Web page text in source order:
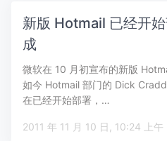
新版 Hotmail 已经开
成
微软在 10 月初宣布的新版
如今 Hotmail 部门的 Dick
在已经开始部署，…
2011 年 11 月 10 日, 10:24 上午